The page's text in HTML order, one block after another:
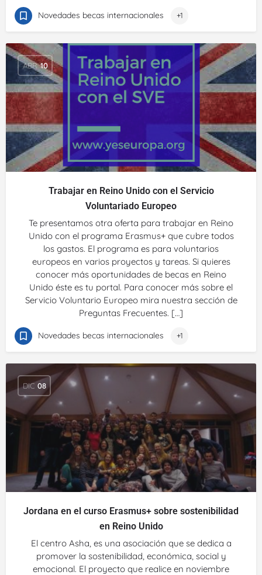
Novedades becas internacionales +1
ABR 10
Trabajar en Reino Unido con el Servicio
Voluntariado Europeo
Te presentamos otra oferta para trabajar en Reino
Unido con el programa Erasmus+ que cubre todos
los gastos. El programa es para voluntarios
europeos en varios proyectos y tareas. Si quieres
conocer más oportunidades de becas en Reino
Unido éste es tu portal. Para conocer más sobre el
Servicio Voluntario Europeo mira nuestra sección de
Preguntas Frecuentes. […]
Novedades becas internacionales +1
DIC 08
Jordana en el curso Erasmus+ sobre sostenibilidad
en Reino Unido
El centro Asha, es una asociación que se dedica a
promover la sostenibilidad, económica, social y
emocional. El proyecto que realice en noviembre